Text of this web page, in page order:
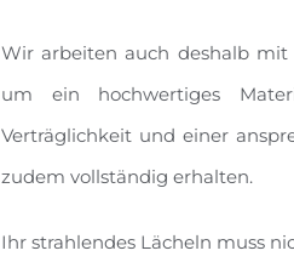
Wir arbeiten auch deshalb mit
um ein hochwertiges
Verträglichkeit und einer
zudem vollständig erhalten.
Ihr strahlendes Lächeln muss